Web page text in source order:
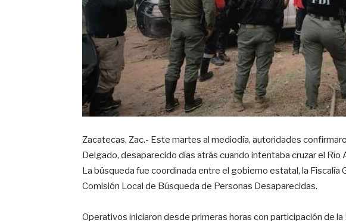
Zacatecas, Zac.- Este martes al mediodía, autoridades
Delgado, desaparecido días atrás cuando intentaba cruzar el Río
La búsqueda fue coordinada entre el gobierno estatal, la Fiscalía
Comisión Local de Búsqueda de Personas Desaparecidas.
Operativos iniciaron desde primeras horas con participación de la